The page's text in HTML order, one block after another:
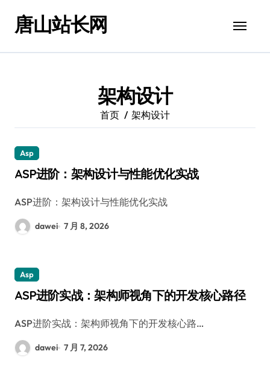
唐山站长网
架构设计
首页 架构设计
Asp
ASP进阶：架构设计与性能优化实战
ASP进阶：架构设计与性能优化实战
dawei 7 月 8, 2026
Asp
ASP进阶实战：架构师视角下的开发核心路径
ASP进阶实战：架构师视角下的开发核心路…
dawei 7 月 7, 2026